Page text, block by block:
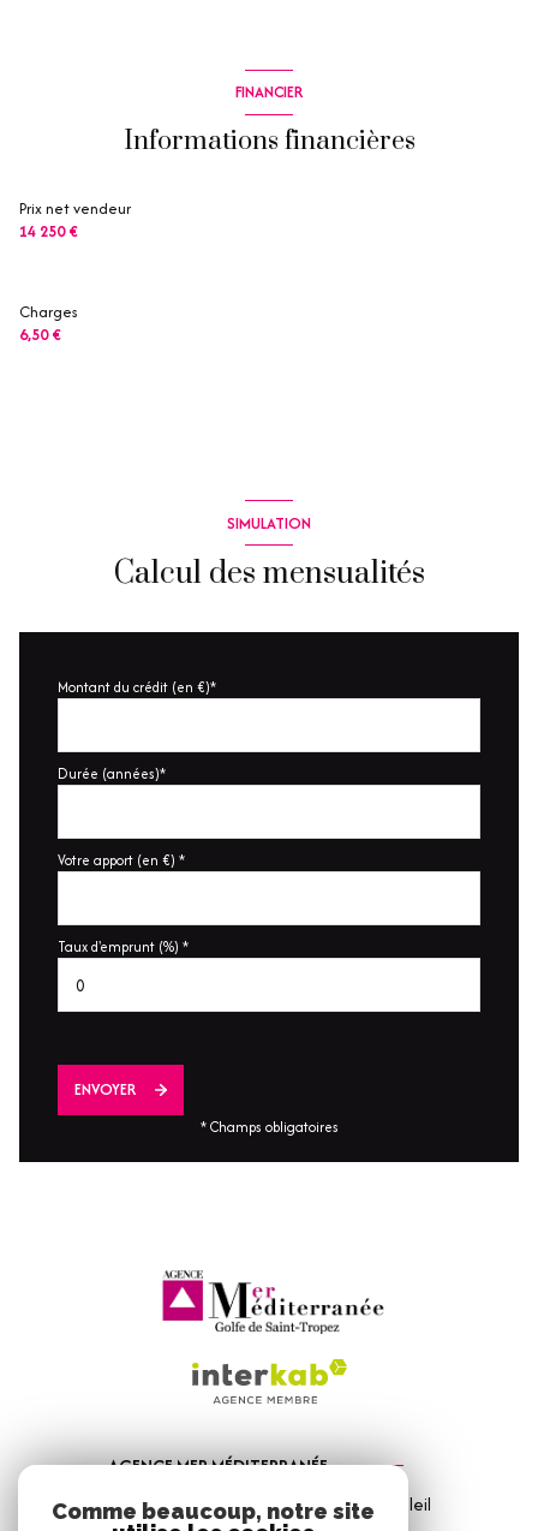
FINANCIER
Informations financières
Prix net vendeur
14 250 €
Charges
6,50 €
SIMULATION
Calcul des mensualités
Montant du crédit (en €)*
Durée (années)*
Votre apport (en €) *
Taux d'emprunt (%) *
ENVOYER
* Champs obligatoires
AGENCE MER MÉDITERRANÉE
1, Avenue de la Mer - Les Vitrines du Soleil
Comme beaucoup, notre site